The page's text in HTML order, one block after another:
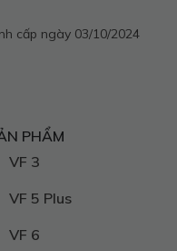
cấp ngày 03/10/2024
PHẨM
VF 3
VF 5 Plus
VF 6